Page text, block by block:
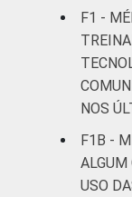
UNIDADE
DE
FAIXA
F1 -
NOS
F1B -
ALGUM
USO